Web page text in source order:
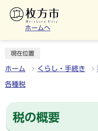
ホームへ
現在位置
ホーム くらし・手続き
各種税
税の概要